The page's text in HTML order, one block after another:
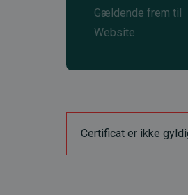
Gældende frem til
Website
Certificat er ikke